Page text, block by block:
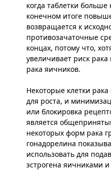
когда таблетки
конечном итоге
возвращается к
противозачаточные
концах, потому что,
увеличивает риск
рака яичников.
Некоторые клетки рака
для роста, и
или блокировка
является
некоторых форм рака
гонадорелина
использовать для
эстрогена яичниками